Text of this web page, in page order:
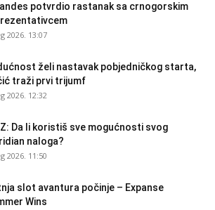
potvrdio rastanak sa crnogorskim
2026. 13:07
želi nastavak pobjedničkog starta,
traži prvi trijumf
2026. 12:32
Da li koristiš sve mogućnosti svog
naloga?
2026. 11:50
slot avantura počinje – Expanse
Wins